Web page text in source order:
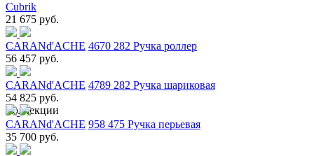
Коллекции
Cubrik
21 675 руб.
CARANd'ACHE 4670 282 Ручка роллер
56 457 руб.
CARANd'ACHE 4789 282 Ручка шариковая
54 825 руб.
CARANd'ACHE 958 475 Ручка перьевая
35 700 руб.